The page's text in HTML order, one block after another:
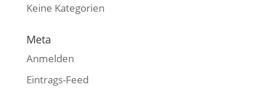
Keine Kategorien
Meta
Anmelden
Eintrags-Feed